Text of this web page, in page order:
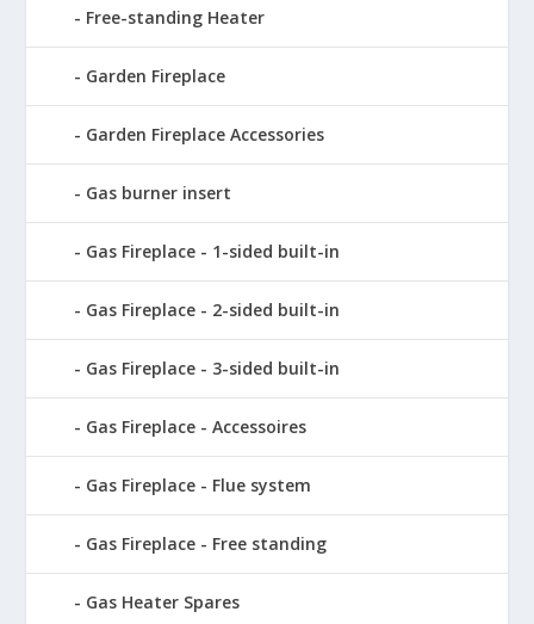
Free-standing Heater
Garden Fireplace
Garden Fireplace Accessories
Gas burner insert
Gas Fireplace - 1-sided built-in
Gas Fireplace - 2-sided built-in
Gas Fireplace - 3-sided built-in
Gas Fireplace - Accessoires
Gas Fireplace - Flue system
Gas Fireplace - Free standing
Gas Heater Spares